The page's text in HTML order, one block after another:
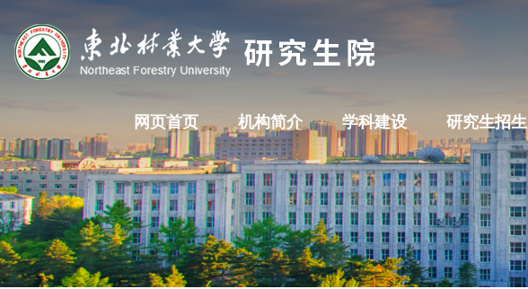
网页首页 机构简介 学科建设 研究生招生